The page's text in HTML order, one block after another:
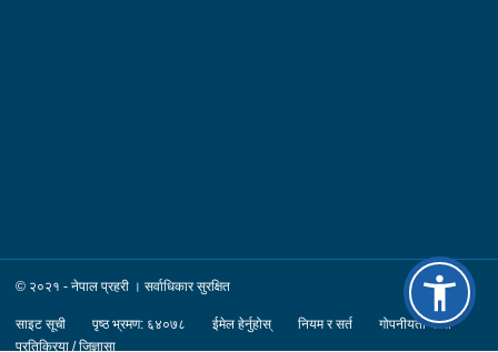
© २०२१ - नेपाल प्रहरी । सर्वाधिकार सुरक्षित
साइट सूची पृष्ठ भ्रमण: ६४०७८ ईमेल हेर्नुहोस् नियम र सर्त
गोपनीयता नीति
प्रतिक्रिया / जिज्ञासा